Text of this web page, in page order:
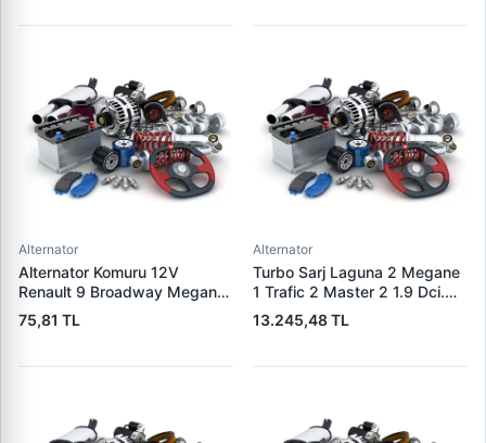
Alternator
Alternator Komuru 12V
Renault 9 Broadway Megane
Clio | WAI PX60 | OEM
300722
75,81 TL
Alternator
Turbo Sarj Laguna 2 Megane
1 Trafic 2 Master 2 1.9 Dci.
F9Q | JRONE 8G17300301 |
OEM 7701478024
13.245,48 TL